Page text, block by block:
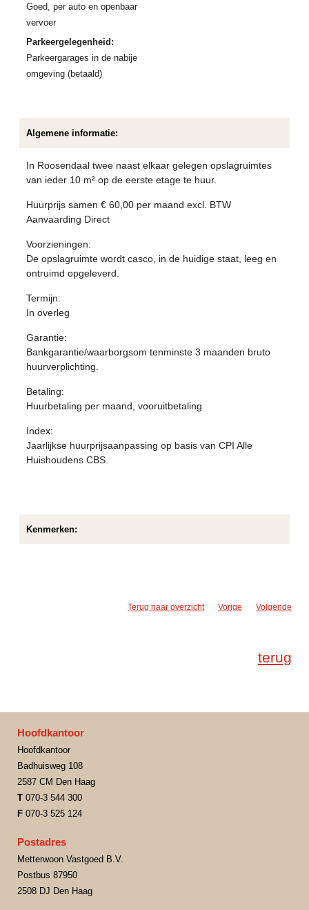
Goed, per auto en openbaar
vervoer
Parkeergelegenheid:
Parkeergarages in de nabije
omgeving (betaald)
Algemene informatie:
In Roosendaal twee naast elkaar gelegen opslagruimtes
van ieder 10 m² op de eerste etage te huur.
Huurprijs samen € 60,00 per maand excl. BTW
Aanvaarding Direct
Voorzieningen:
De opslagruimte wordt casco, in de huidige staat, leeg en
ontruimd opgeleverd.
Termijn:
In overleg
Garantie:
Bankgarantie/waarborgsom tenminste 3 maanden bruto
huurverplichting.
Betaling:
Huurbetaling per maand, vooruitbetaling
Index:
Jaarlijkse huurprijsaanpassing op basis van CPI Alle
Huishoudens CBS.
Kenmerken:
Terug naar overzicht Vorige Volgende
terug
Hoofdkantoor
Hoofdkantoor
Badhuisweg 108
2587 CM Den Haag
T 070-3 544 300
F 070-3 525 124
Postadres
Metterwoon Vastgoed B.V.
Postbus 87950
2508 DJ Den Haag